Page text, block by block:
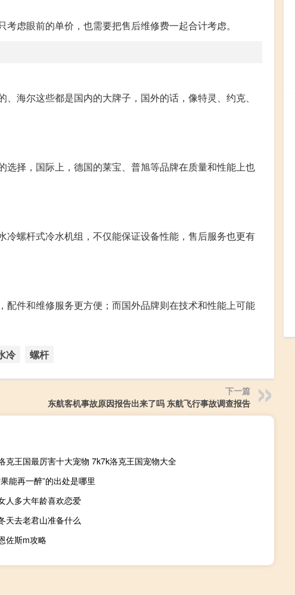
虑眼前的单价，也需要把售后维修费一起合计考虑。
海尔这些都是国内的大牌子，国外的话，像特灵、约克、
择，国际上，德国的莱宝、普旭等品牌在质量和性能上也
螺杆式冷水机组，不仅能保证设备性能，售后服务也更有
件和维修服务更方便；而国外品牌则在技术和性能上可能
冷 螺杆
下一篇
东航客机事故原因报告出来了吗 东航飞行事故调查报告
克王国最厉害十大宠物 7k7k洛克王国宠物大全
果能再一醉”的出处是哪里
人多大年龄喜欢恋爱
天去老君山准备什么
佐斯m攻略